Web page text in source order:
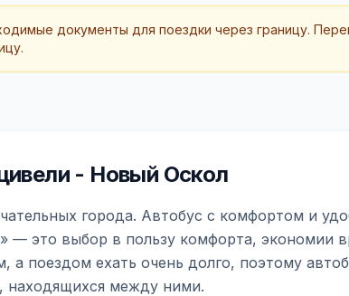
документы для поездки через границу.
- Новый Оскол
города. Автобус с комфортом и
это выбор в пользу комфорта, экономии
а поездом ехать очень долго, поэтому
находящихся между ними.